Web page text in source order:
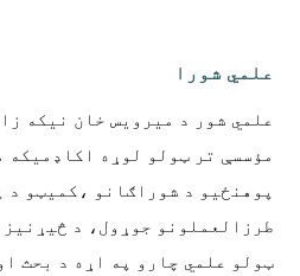
علمي شورا
علمي شور د میرویس خان نیکه
مؤسسې تر ټولو لوړه اکاډمیکه
پوهنځیو د شوراګانو ،کمیټو د
طرزالعملونو جوړول، د څیړنیز
ټولو علمي چارو په اړه د بحث